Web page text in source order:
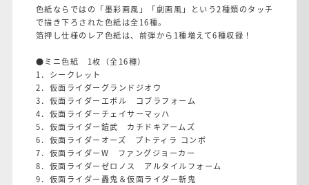
色紙ならではの「墨彩画風」「劇画風」という2種類のタッチ
で描き下ろされた色紙は全16種。
箔押し仕様のレア色紙は、前弾から1種増えて6種収録！
●ミニ色紙 1枚（全16種）
1．シークレット
2．仮面ライダーグランドジオウ
3．仮面ライダーエボル コブラフォーム
4．仮面ライダーチェイサーマッハ
5．仮面ライダー鎧武 カチドキアームズ
6．仮面ライダーオーズ プトティラ コンボ
7．仮面ライダーW ファングジョーカー
8．仮面ライダーゼロノス アルタイルフォーム
9．仮面ライダー轟鬼＆仮面ライダー斬鬼